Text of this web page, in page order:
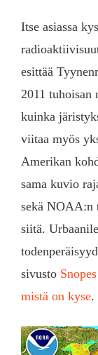
Itse asiassa
esittää
2011 tuhoisan
kuinka
viitaa myös
Amerikan
sama kuvio
sekä NOAA:n
siitä.
sivusto
mistä on kyse.